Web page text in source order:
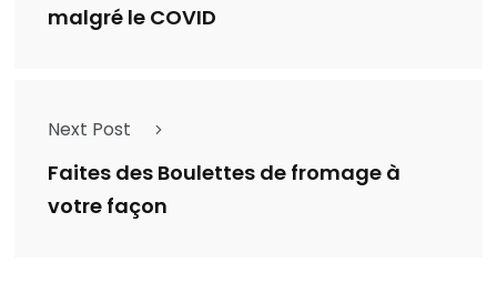
malgré le COVID
Next Post
Faites des Boulettes de fromage à
votre façon